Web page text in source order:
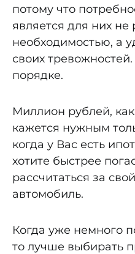
потому что
является для них не
необходимостью, а
своих
порядке.
Миллион рублей,
кажется нужным
когда у Вас есть
хотите быстрее
рассчитаться за
автомобиль.
Когда уже немного
то лучше выбирать